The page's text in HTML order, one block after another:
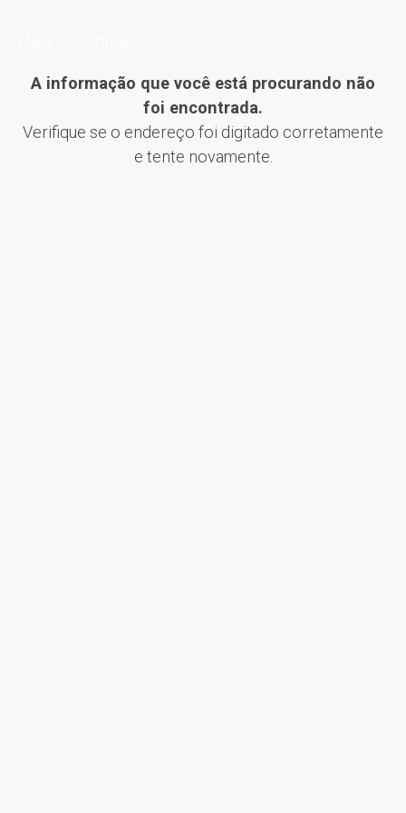
A informação que você está procurando não
foi encontrada.
Verifique se o endereço foi digitado corretamente
e tente novamente.